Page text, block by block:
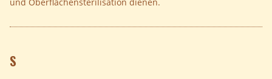
und Oberflächensterilisation dienen.
S